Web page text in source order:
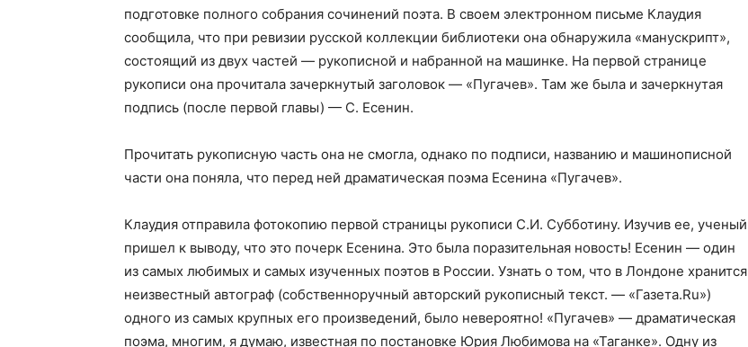
подготовке полного собрания сочинений поэта. В своем электронном письме Клаудия
сообщила, что при ревизии русской коллекции библиотеки она обнаружила «манускрипт»,
состоящий из двух частей — рукописной и набранной на машинке. На первой странице
рукописи она прочитала зачеркнутый заголовок — «Пугачев». Там же была и зачеркнутая
подпись (после первой главы) — С. Есенин.
Прочитать рукописную часть она не смогла, однако по подписи, названию и машинописной
части она поняла, что перед ней драматическая поэма Есенина «Пугачев».
Клаудия отправила фотокопию первой страницы рукописи С.И. Субботину. Изучив ее, ученый
пришел к выводу, что это почерк Есенина. Это была поразительная новость! Есенин — один
из самых любимых и самых изученных поэтов в России. Узнать о том, что в Лондоне хранится
неизвестный автограф (собственноручный авторский рукописный текст. — «Газета.Ru»)
одного из самых крупных его произведений, было невероятно! «Пугачев» — драматическая
поэма, многим, я думаю, известная по постановке Юрия Любимова на «Таганке». Одну из